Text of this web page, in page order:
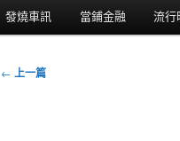
發燒車訊 當鋪金融 流行
文
← 上一篇